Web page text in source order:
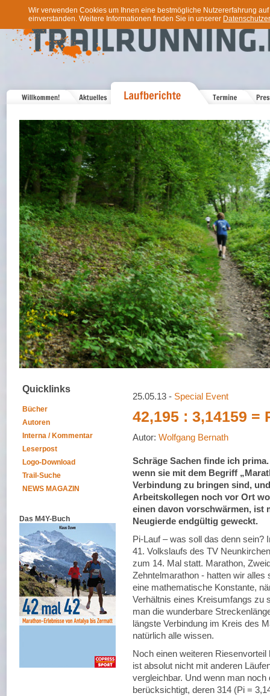
Wir verwenden Cookies um Ihnen eine bestmögliche Nutzererfahrung
einverstanden. Weitere Informationen finden Sie in unserer
Quicklinks
Bücher
Autoren
Interna / Kommentar
Leserpost
Logo-Download
Trail-Suche
NEWS MAGAZIN
Das M4Y-Buch
25.05.13 - Special Event
42,195 : 3,14159 =
Autor: Wolfgang Bernath
Schräge Sachen finde ich
wenn sie mit dem Begriff
Verbindung zu bringen sind,
Arbeitskollegen noch vor Ort
einen davon vorschwärmen, ist
Neugierde endgültig geweckt.
Pi-Lauf – was soll das denn sein?
41. Volkslaufs des TV
zum 14. Mal statt. Marathon,
Zehntelmarathon - hatten wir
eine mathematische Konstante,
Verhältnis eines Kreisumfangs zu
man die wunderbare
längste Verbindung im Kreis des
natürlich alle wissen.
Noch einen weiteren
ist absolut nicht mit anderen
vergleichbar. Und wenn man
berücksichtigt, deren 314 (Pi =